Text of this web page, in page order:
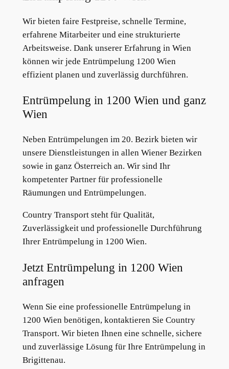
Wir bieten faire Festpreise, schnelle Termine,
erfahrene Mitarbeiter und eine strukturierte
Arbeitsweise. Dank unserer Erfahrung in Wien
können wir jede Entrümpelung 1200 Wien
effizient planen und zuverlässig durchführen.
Entrümpelung in 1200 Wien und ganz
Wien
Neben Entrümpelungen im 20. Bezirk bieten wir
unsere Dienstleistungen in allen Wiener Bezirken
sowie in ganz Österreich an. Wir sind Ihr
kompetenter Partner für professionelle
Räumungen und Entrümpelungen.
Country Transport steht für Qualität,
Zuverlässigkeit und professionelle Durchführung
Ihrer Entrümpelung in 1200 Wien.
Jetzt Entrümpelung in 1200 Wien
anfragen
Wenn Sie eine professionelle Entrümpelung in
1200 Wien benötigen, kontaktieren Sie Country
Transport. Wir bieten Ihnen eine schnelle, sichere
und zuverlässige Lösung für Ihre Entrümpelung in
Brigittenau.